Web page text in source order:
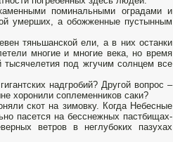
поминальными оградами и
умерших, а обожженные пустынным
тяньшанской ели, а в них останки
многие и многие века, но время
тысячелетия под жгучим солнцем все
надгробий? Другой вопрос –
хоронили соплеменников саки?
скот на зимовку. Когда Небесные
пасется на бесснежных пастбищах-
ветров в неглубоких пазухах